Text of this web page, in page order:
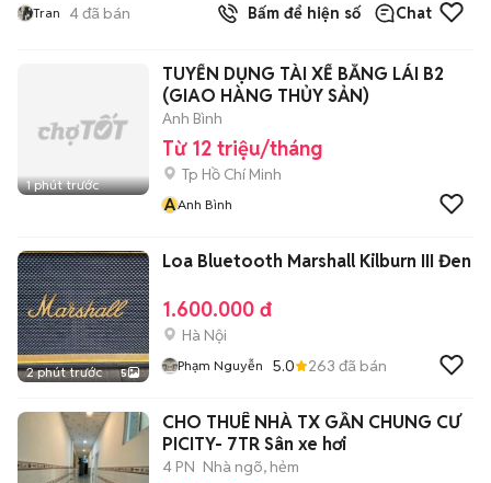
Tran 4đã bán Bấm để hiện số Chat
1 phút trước
TUYỂN DỤNG TÀI XẾ BẰNG LÁI B2
(GIAO HÀNG THỦY SẢN)
Anh Bình
Từ 12 triệu/tháng
Tp Hồ Chí Minh
AAnh Bình
2 phút trước 5
Loa Bluetooth Marshall Kilburn III Đen
1.600.000 đ
Hà Nội
Phạm Nguyễn 5.0 263 đã bán
CHO THUÊ NHÀ TX GẦN CHUNG CƯ
PICITY- 7TR Sân xe hơi
4 PN Nhà ngõ, hẻm